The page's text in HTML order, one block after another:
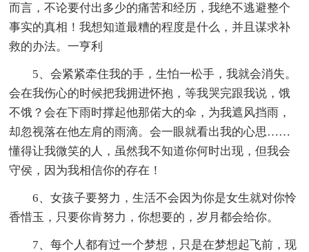
而言，不论要付出多少的痛苦和经历，我绝不逃避整个
事实的真相！我想知道最糟的程度是什么，并且谋求补
救的办法。一亨利
5、会紧紧牵住我的手，生怕一松手，我就会消失。
会在我伤心的时候把我拥进怀抱，等我哭完跟我说，饿
不饿？会在下雨时撑起他那偌大的伞，为我遮风挡雨，
却忽视落在他左肩的雨滴。会一眼就看出我的心思……
懂得让我微笑的人，虽然我不知道你何时出现，但我会
守侯，因为我相信你的存在！
6、女孩子要努力，生活不会因为你是女生就对你怜
香惜玉，只要你肯努力，你想要的，岁月都会给你。
7、每个人都有过一个梦想，只是在梦想起飞前，现